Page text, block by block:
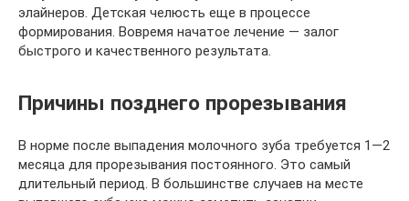
элайнеров. Детская челюсть еще в процессе
формирования. Вовремя начатое лечение — залог
быстрого и качественного результата.
Причины позднего прорезывания
В норме после выпадения молочного зуба требуется 1—2
месяца для прорезывания постоянного. Это самый
длительный период. В большинстве случаев на месте